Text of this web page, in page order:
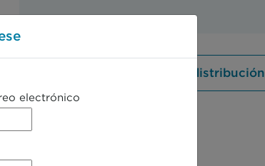
clínicas primarias y distribución
electrónico